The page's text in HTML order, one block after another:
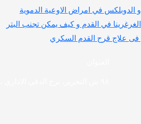
الدوبلكس في امراض الاوعية الدموية
في القدم و كيف يمكن تجنب البتر
فى علاج قرح القدم السكري